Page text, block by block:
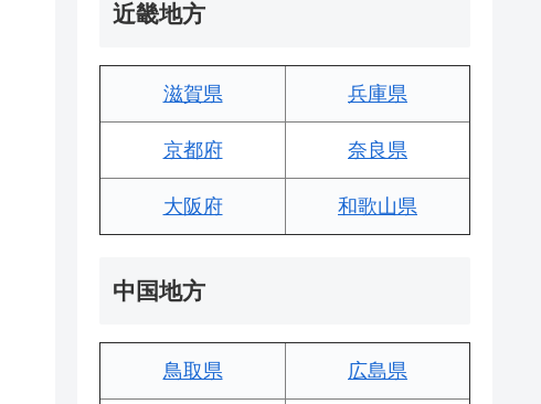
近畿地方
滋賀県 兵庫県
京都府 奈良県
大阪府 和歌山県
中国地方
鳥取県 広島県